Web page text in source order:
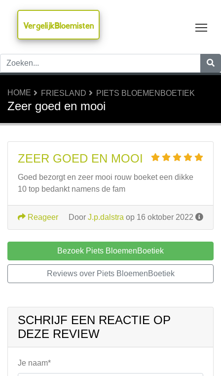
VergelijkBloemisten
HOME FRIESLAND PIETS BLOEMENBOETIEK
Zeer goed en mooi
ZEER GOED EN MOOI
Goed bezorgt en zeer mooi rouw boeket een dikke
10 top bedankt namens de fam
Door J.p.dalstra op 16 oktober 2022
Reageer
Bezoek Piets BloemenBoetiek
Reviews over Piets BloemenBoetiek
SCHRIJF EEN REACTIE OP
DEZE REVIEW
Je naam*